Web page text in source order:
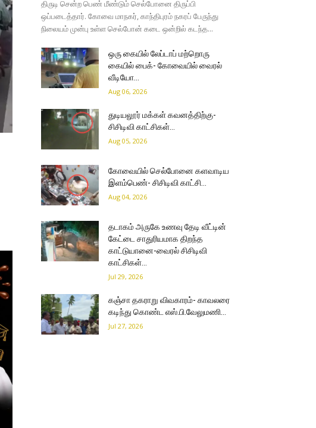
திருடி சென்ற பெண் மீண்டும் செல்போனை திருப்பி
ஒப்படைத்தார். கோவை மாநகர், காந்திபுரம் நகரப் பேருந்து
நிலையம் முன்பு உள்ள செல்போன் கடை ஒன்றில் கடந்த...
ஒரு கையில் லேப்டாப் மற்றொரு
கையில் பைக்- கோவையில் வைரல்
வீடியோ…
Aug 06, 2026
துடியலூர் மக்கள் கவனத்திற்கு-
சிசிடிவி காட்சிகள்…
Aug 05, 2026
கோவையில் செல்போனை களவாடிய
இளம்பெண்- சிசிடிவி காட்சி…
Aug 04, 2026
தடாகம் அருகே உணவு தேடி வீட்டின்
கேட்டை சாதுரியமாக திறந்த
காட்டுயானை-வைரல் சிசிடிவி
காட்சிகள்…
Jul 29, 2026
கஞ்சா தகராறு விவகாரம்- காவலரை
கடிந்து கொண்ட எஸ்.பி.வேலுமணி…
Jul 27, 2026